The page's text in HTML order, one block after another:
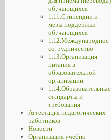
обучающихся
1.11.Стипендии и
меры поддержки
обучающихся
1.12.Международное
сотрудничество
1.13.Организация
питания в
образовательной
организации
1.14.Образовательные
стандарты и
требования
Аттестация педагогических
работников
Новости
Организация учебно-